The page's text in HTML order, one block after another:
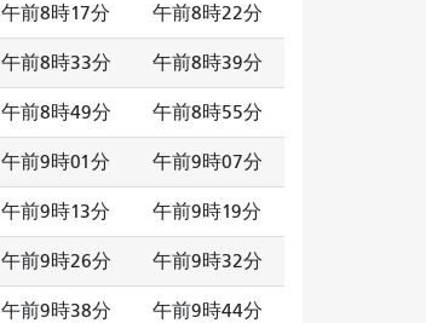
午前8時17分 午前8時22分
午前8時33分 午前8時39分
午前8時49分 午前8時55分
午前9時01分 午前9時07分
午前9時13分 午前9時19分
午前9時26分 午前9時32分
午前9時38分 午前9時44分